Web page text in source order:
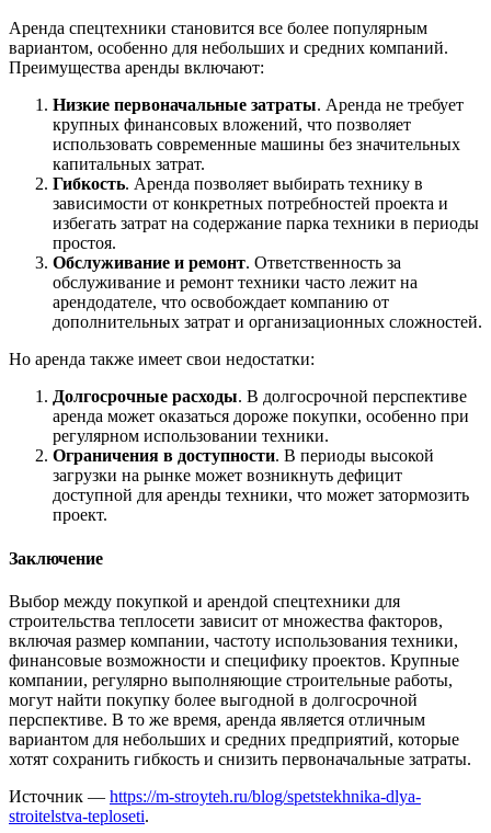
Аренда спецтехники становится все более популярным
вариантом, особенно для небольших и средних компаний.
Преимущества аренды включают:
Низкие первоначальные затраты. Аренда не требует
крупных финансовых вложений, что позволяет
использовать современные машины без значительных
капитальных затрат.
Гибкость. Аренда позволяет выбирать технику в
зависимости от конкретных потребностей проекта и
избегать затрат на содержание парка техники в периоды
простоя.
Обслуживание и ремонт. Ответственность за
обслуживание и ремонт техники часто лежит на
арендодателе, что освобождает компанию от
дополнительных затрат и организационных сложностей.
Но аренда также имеет свои недостатки:
Долгосрочные расходы. В долгосрочной перспективе
аренда может оказаться дороже покупки, особенно при
регулярном использовании техники.
Ограничения в доступности. В периоды высокой
загрузки на рынке может возникнуть дефицит
доступной для аренды техники, что может затормозить
проект.
Заключение
Выбор между покупкой и арендой спецтехники для
строительства теплосети зависит от множества факторов,
включая размер компании, частоту использования техники,
финансовые возможности и специфику проектов. Крупные
компании, регулярно выполняющие строительные работы,
могут найти покупку более выгодной в долгосрочной
перспективе. В то же время, аренда является отличным
вариантом для небольших и средних предприятий, которые
хотят сохранить гибкость и снизить первоначальные затраты.
Источник — https://m-stroyteh.ru/blog/spetstekhnika-dlya-
stroitelstva-teploseti.